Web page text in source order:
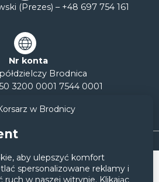
(Prezes) – +48 697 754 161
Nr konta
Brodnica
3200 0001 7544 0001
Regulamin Rzeki